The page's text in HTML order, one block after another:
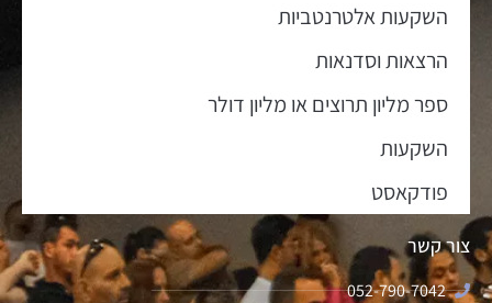
השקעות אלטרנטביות
הרצאות וסדנאות
ספר מליון תרוצים או מליון דולר
השקעות
פודקאסט
צור קשר
052-790-7042